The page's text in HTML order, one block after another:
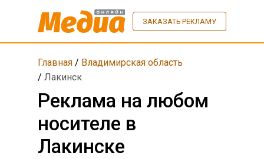
ЗАКАЗАТЬ РЕКЛАМУ
Главная / Владимирская область
/Лакинск
Реклама на любом
носителе в
Лакинске